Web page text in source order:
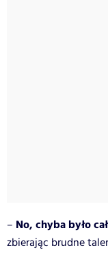
– No, chyba było
zbierając brudne